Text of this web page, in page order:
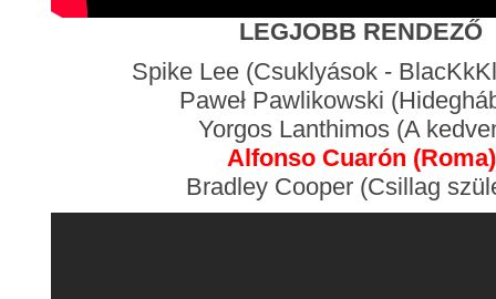
LEGJOBB RENDEZŐ
Spike Lee (Csuklyások -
Paweł Pawlikowski
Yorgos Lanthimos (A
Alfonso Cuarón (Roma)
Bradley Cooper (Csillag